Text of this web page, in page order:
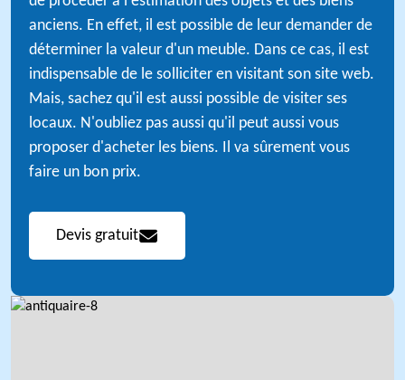
anciens. En effet, il est possible de leur demander de
déterminer la valeur d'un meuble. Dans ce cas, il est
indispensable de le solliciter en visitant son site web.
Mais, sachez qu'il est aussi possible de visiter ses
locaux. N'oubliez pas aussi qu'il peut aussi vous
proposer d'acheter les biens. Il va sûrement vous
faire un bon prix.
Devis gratuit